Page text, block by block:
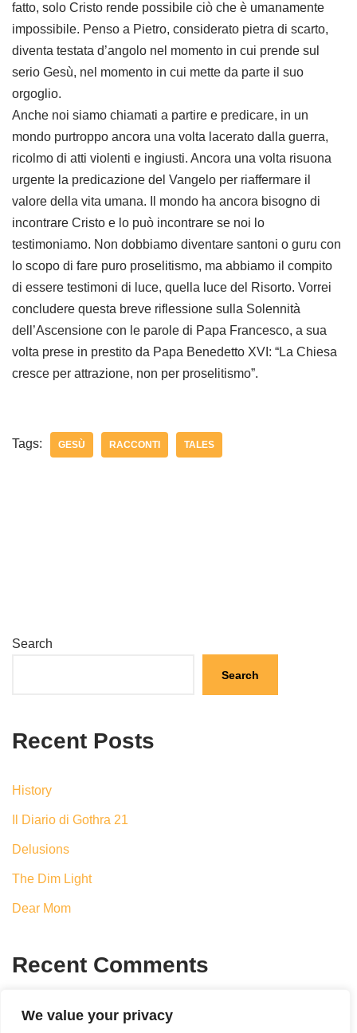
We value your privacy
fatto, solo Cristo rende possibile ciò che è umanamente
impossibile. Penso a Pietro, considerato pietra di scarto,
diventa testata d’angolo nel momento in cui prende sul
serio Gesù, nel momento in cui mette da parte il suo
orgoglio.
Anche noi siamo chiamati a partire e predicare, in un
mondo purtroppo ancora una volta lacerato dalla guerra,
ricolmo di atti violenti e ingiusti. Ancora una volta risuona
urgente la predicazione del Vangelo per riaffermare il
valore della vita umana. Il mondo ha ancora bisogno di
incontrare Cristo e lo può incontrare se noi lo
testimoniamo. Non dobbiamo diventare santoni o guru con
lo scopo di fare puro proselitismo, ma abbiamo il compito
di essere testimoni di luce, quella luce del Risorto. Vorrei
concludere questa breve riflessione sulla Solennità
dell’Ascensione con le parole di Papa Francesco, a sua
volta prese in prestito da Papa Benedetto XVI: “La Chiesa
cresce per attrazione, non per proselitismo”.
Tags: GESÙ RACCONTI TALES
Search
Search
Recent Posts
History
Il Diario di Gothra 21
Delusions
The Dim Light
Dear Mom
Recent Comments
No comments to show.